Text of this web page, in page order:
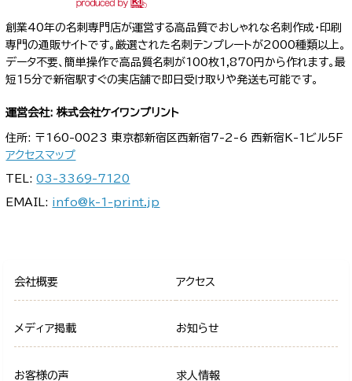
創業40年の名刺専門店が運営する高品質でおしゃれな名刺作成・印刷
専門の通販サイトです。厳選された名刺テンプレートが2000種類以上。
データ不要、簡単操作で高品質名刺が100枚1,870円から作れます。最
短15分で新宿駅すぐの実店舗で即日受け取りや発送も可能です。
運営会社: 株式会社ケイワンプリント
住所: 〒160-0023 東京都新宿区西新宿7-2-6 西新宿K-1ビル5F
アクセスマップ
TEL:03-3369-7120
EMAIL: info@k-1-print.jp
会社概要 アクセス
メディア掲載 お知らせ
お客様の声 求人情報